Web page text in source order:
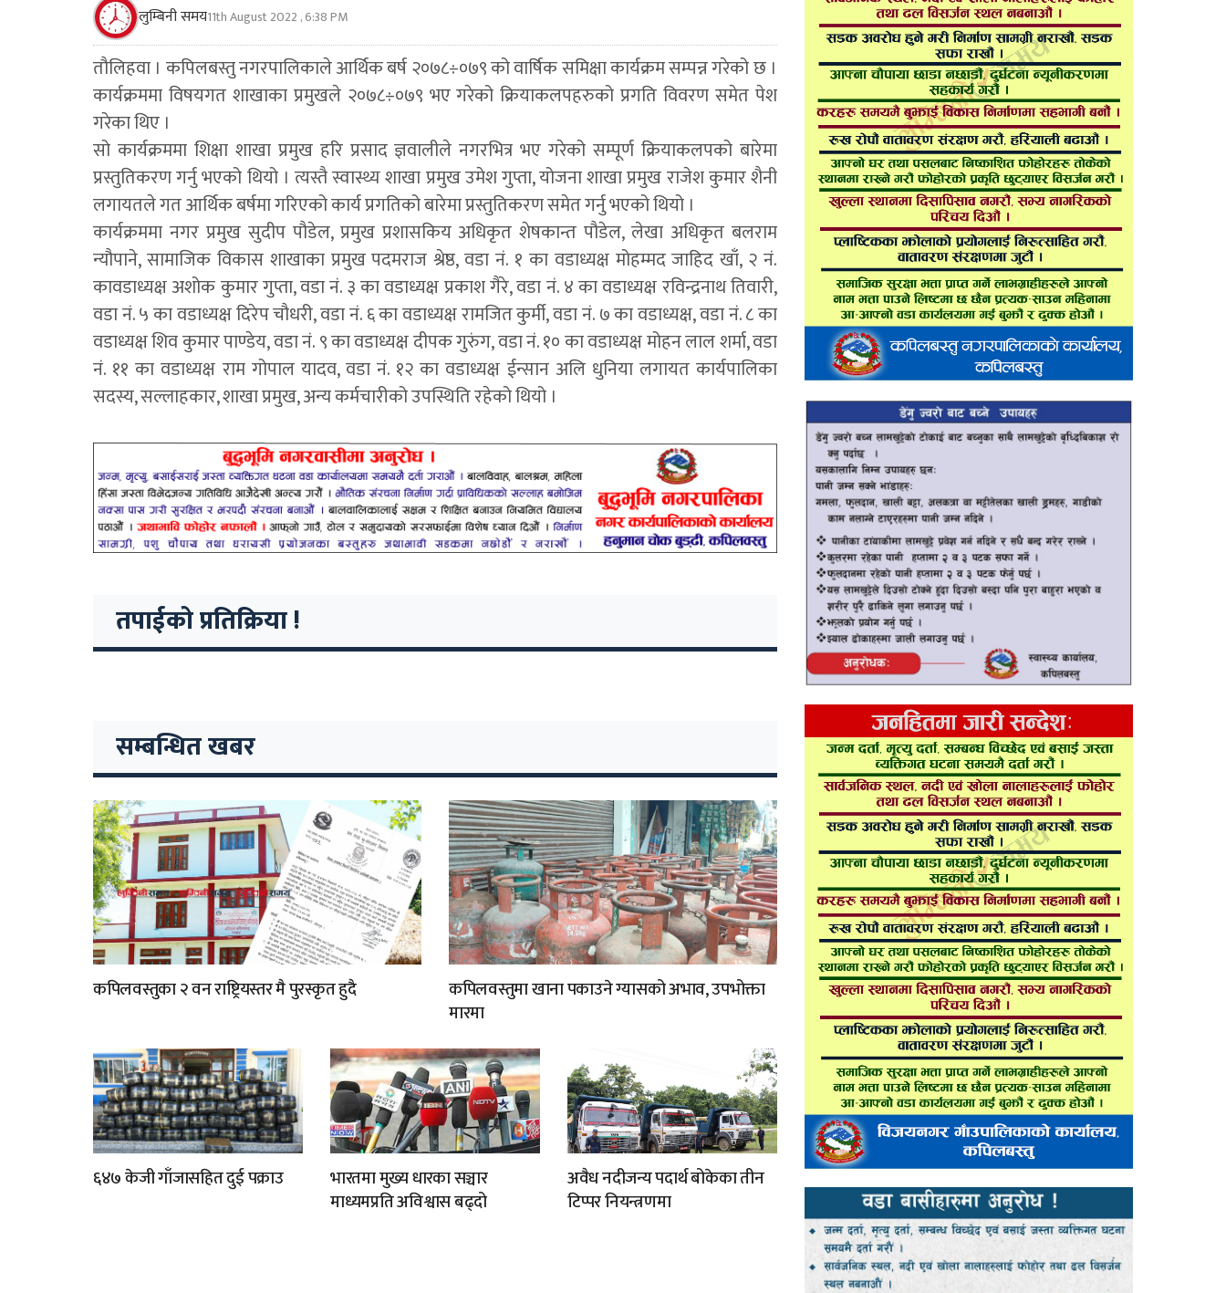
लुम्बिनी समय11th August 2022 , 6:38 PM
तौलिहवा । कपिलबस्तु नगरपालिकाले आर्थिक बर्ष २०७८÷०७९ को वार्षिक समिक्षा कार्यक्रम सम्पन्न गरेको छ ।
कार्यक्रममा विषयगत शाखाका प्रमुखले २०७८÷०७९ भए गरेको क्रियाकलपहरुको प्रगति विवरण समेत पेश
गरेका थिए ।
सो कार्यक्रममा शिक्षा शाखा प्रमुख हरि प्रसाद ज्ञवालीले नगरभित्र भए गरेको सम्पूर्ण क्रियाकलपको बारेमा
प्रस्तुतिकरण गर्नु भएको थियो । त्यस्तै स्वास्थ्य शाखा प्रमुख उमेश गुप्ता, योजना शाखा प्रमुख राजेश कुमार शैनी
लगायतले गत आर्थिक बर्षमा गरिएको कार्य प्रगतिको बारेमा प्रस्तुतिकरण समेत गर्नु भएको थियो ।
कार्यक्रममा नगर प्रमुख सुदीप पौडेल, प्रमुख प्रशासकिय अधिकृत शेषकान्त पौडेल, लेखा अधिकृत बलराम
न्यौपाने, सामाजिक विकास शाखाका प्रमुख पदमराज श्रेष्ठ, वडा नं. १ का वडाध्यक्ष मोहम्मद जाहिद खाँ, २ नं.
कावडाध्यक्ष अशोक कुमार गुप्ता, वडा नं. ३ का वडाध्यक्ष प्रकाश गैरे, वडा नं. ४ का वडाध्यक्ष रविन्द्रनाथ तिवारी,
वडा नं. ५ का वडाध्यक्ष दिरेप चौधरी, वडा नं. ६ का वडाध्यक्ष रामजित कुर्मी, वडा नं. ७ का वडाध्यक्ष, वडा नं. ८ का
वडाध्यक्ष शिव कुमार पाण्डेय, वडा नं. ९ का वडाध्यक्ष दीपक गुरुंग, वडा नं. १० का वडाध्यक्ष मोहन लाल शर्मा, वडा
नं. ११ का वडाध्यक्ष राम गोपाल यादव, वडा नं. १२ का वडाध्यक्ष ईन्सान अलि धुनिया लगायत कार्यपालिका
सदस्य, सल्लाहकार, शाखा प्रमुख, अन्य कर्मचारीको उपस्थिति रहेको थियो ।
तपाईको प्रतिक्रिया !
सम्बन्धित खबर
कपिलवस्तुका २ वन राष्ट्रियस्तर मै पुरस्कृत हुदै
कपिलवस्तुमा खाना पकाउने ग्यासको अभाव, उपभोक्ता
मारमा
६४७ केजी गाँजासहित दुई पक्राउ
भारतमा मुख्य धारका सञ्चार
माध्यमप्रति अविश्वास बढ्दो
अवैध नदीजन्य पदार्थ बोकेका तीन
टिप्पर नियन्त्रणमा